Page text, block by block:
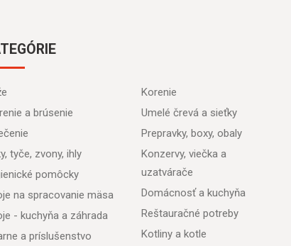
a brúsenie
tyče, zvony, ihly
pomôcky
na spracovanie mäsa
- kuchyňa a záhrada
a príslušenstvo
Korenie
Umelé črevá a sieťky
Prepravky, boxy, obaly
Konzervy, viečka a
uzatvárače
Domácnosť a kuchyňa
Reštauračné potreby
Kotliny a kotle